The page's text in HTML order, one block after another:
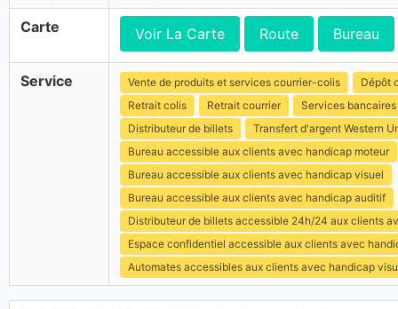
Carte Voir La Carte Route Bureau
Service Vente de produits et services courrier-colis
Dépôt
Retrait colis
Retrait courrier
Services bancaires
Distributeur de billets
Transfert d'argent Western
Bureau accessible aux clients avec handicap moteur
Bureau accessible aux clients avec handicap visuel
Bureau accessible aux clients avec handicap auditif
Distributeur de billets accessible 24h/24 aux clients
Espace confidentiel accessible aux clients avec
Automates accessibles aux clients avec handicap